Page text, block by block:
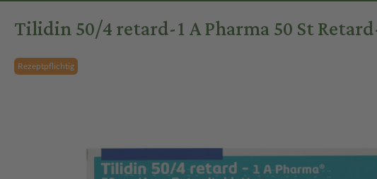
Tilidin 50/4 retard-1 A Pharma 50 St
Rezeptpflichtig